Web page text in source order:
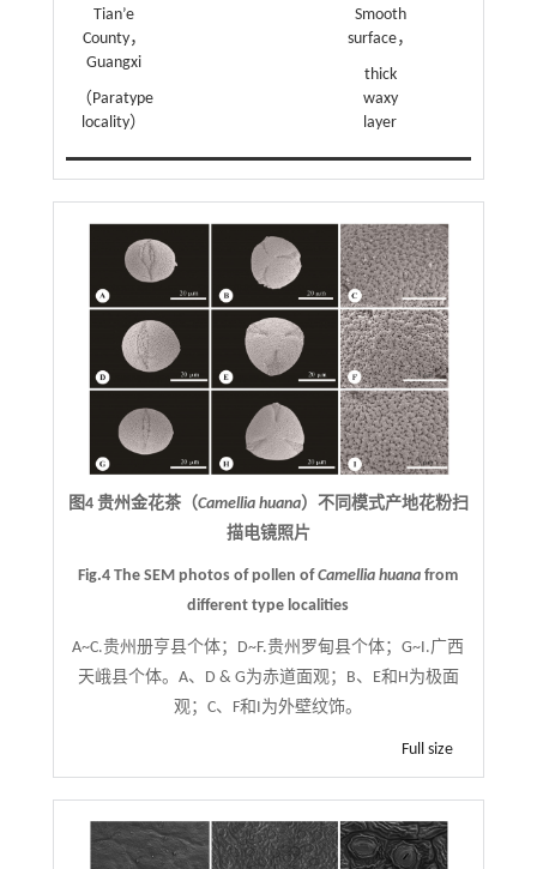
Tian’e
County，
Guangxi
（Paratype
locality）
Smooth
surface，
thick
waxy
layer
图4 贵州金花茶（Camellia huana）不同模式产地花粉扫
描电镜照片
Fig.4 The SEM photos of pollen ofCamellia huana from
different type localities
A~C.贵州册亨县个体；D~F.贵州罗甸县个体；G~I.广西
天峨县个体。A、D & G为赤道面观；B、E和H为极面
观；C、F和I为外壁纹饰。
Full size